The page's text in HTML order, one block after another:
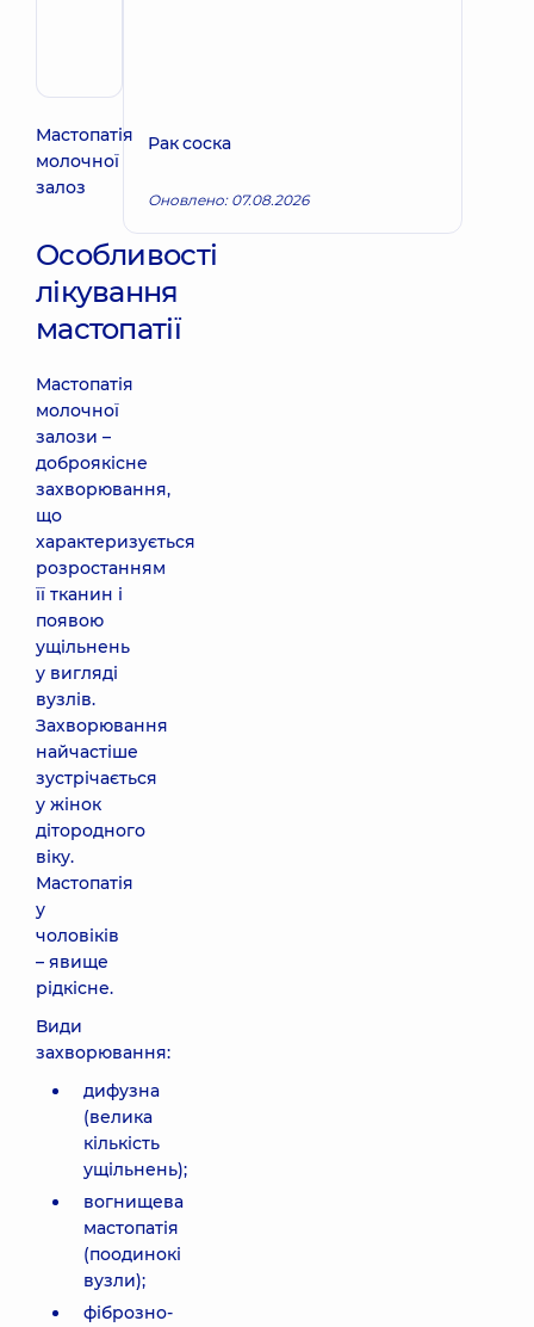
Мастопатія
молочної
залоз
Особливості
лікування
мастопатії
Мастопатія
молочної
залози –
доброякісне
захворювання,
що
характеризується
розростанням
її тканин і
появою
ущільнень
у вигляді
вузлів.
Захворювання
найчастіше
зустрічається
у жінок
дітородного
віку.
Мастопатія
у
чоловіків
– явище
рідкісне.
Види
захворювання:
дифузна
(велика
кількість
ущільнень);
вогнищева
мастопатія
(поодинокі
вузли);
фіброзно-
Рак соска
Оновлено: 07.08.2026